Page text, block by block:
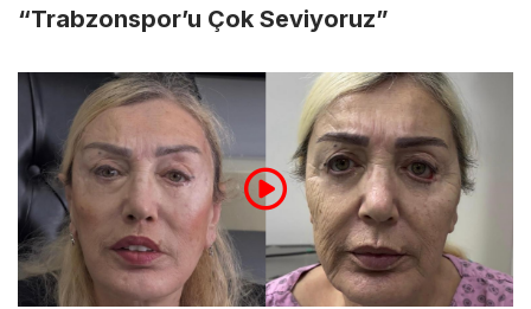
“Trabzonspor’u Çok Seviyoruz”